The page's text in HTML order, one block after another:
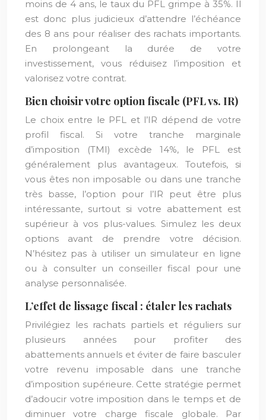
moins de 4 ans, le taux du PFL grimpe à 35%. Il
est donc plus judicieux d’attendre l’échéance
des 8 ans pour réaliser des rachats importants.
En prolongeant la durée de votre
investissement, vous réduisez l’imposition et
valorisez votre contrat.
Bien choisir votre option fiscale (PFL vs. IR)
Le choix entre le PFL et l’IR dépend de votre
profil fiscal. Si votre tranche marginale
d’imposition (TMI) excède 14%, le PFL est
généralement plus avantageux. Toutefois, si
vous êtes non imposable ou dans une tranche
très basse, l’option pour l’IR peut être plus
intéressante, surtout si votre abattement est
supérieur à vos plus-values. Simulez les deux
options avant de prendre votre décision.
N’hésitez pas à utiliser un simulateur en ligne
ou à consulter un conseiller fiscal pour une
analyse personnalisée.
L’effet de lissage fiscal : étaler les rachats
Privilégiez les rachats partiels et réguliers sur
plusieurs années pour profiter des
abattements annuels et éviter de faire basculer
votre revenu imposable dans une tranche
d’imposition supérieure. Cette stratégie permet
d’adoucir votre imposition dans le temps et de
diminuer votre charge fiscale globale. Par